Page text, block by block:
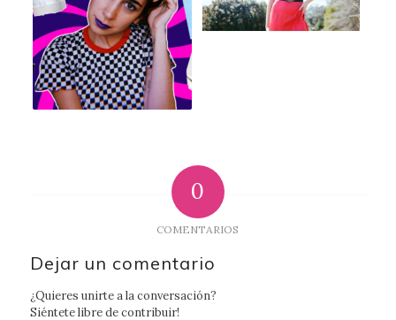
0
COMENTARIOS
Dejar un comentario
¿Quieres unirte a la conversación?
Siéntete libre de contribuir!